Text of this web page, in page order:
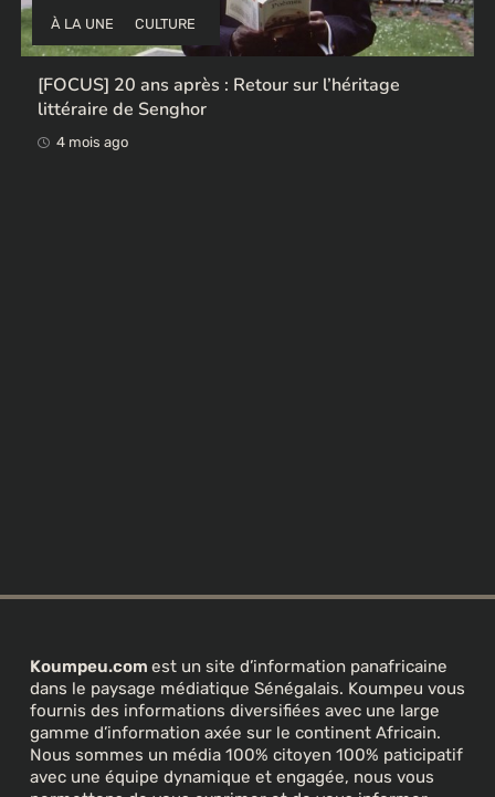
À LA UNE CULTURE
Ces ex-colonisateurs européens qui rendent des
œuvres africaines pillées
Koumpeu.com est un site d’information panafricaine
dans le paysage médiatique Sénégalais. Koumpeu vous
fournis des informations diversifiées avec une large
gamme d’information axée sur le continent Africain.
Nous sommes un média 100% citoyen 100% paticipatif
avec une équipe dynamique et engagée, nous vous